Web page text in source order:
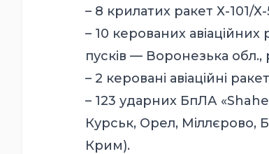
– 8 крилатих ракет Х-101/
– 10 керованих авіаційних
пусків — Воронезька обл.,
– 2 керовані авіаційні
– 123 ударних БпЛА
Курськ, Орел, Міллєрово,
Крим).